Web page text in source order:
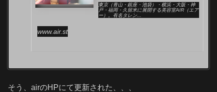
東京（青山・銀座・池袋）・横浜・大阪・神
戸・福岡・久留米に展開する美容室AIR（エア
ー）。有名タレン...
www.air.st
そう、airのHPにて更新された、、、